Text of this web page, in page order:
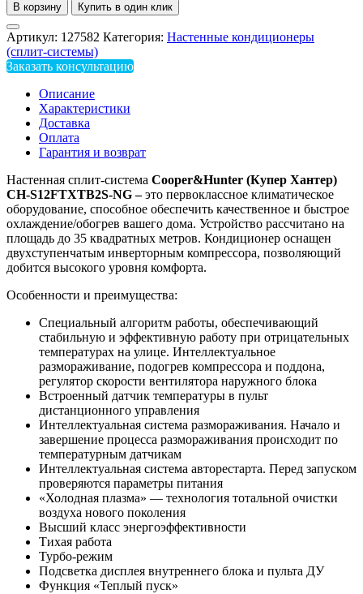
В корзину Купить в один клик
Артикул: 127582 Категория: Настенные кондиционеры
(сплит-системы)
Заказать консультацию
Описание
Характеристики
Доставка
Оплата
Гарантия и возврат
Настенная сплит-система Cooper&Hunter (Купер Хантер)
CH-S12FTXTB2S-NG –это первоклассное климатическое
оборудование, способное обеспечить качественное и быстрое
охлаждение/обогрев вашего дома. Устройство рассчитано на
площадь до 35 квадратных метров. Кондиционер оснащен
двухступенчатым инверторным компрессора, позволяющий
добится высокого уровня комфорта.
Особенности и преимущества:
Специальный алгоритм работы, обеспечивающий
стабильную и эффективную работу при отрицательных
температурах на улице. Интеллектуальное
размораживание, подогрев компрессора и поддона,
регулятор скорости вентилятора наружного блока
Встроенный датчик температуры в пульт
дистанционного управления
Интеллектуальная система размораживания. Начало и
завершение процесса размораживания происходит по
температурным датчикам
Интеллектуальная система авторестарта. Перед запуском
проверяются параметры питания
«Холодная плазма» — технология тотальной очистки
воздуха нового поколения
Высший класс энергоэффективности
Тихая работа
Турбо-режим
Подсветка дисплея внутреннего блока и пульта ДУ
Функция «Теплый пуск»